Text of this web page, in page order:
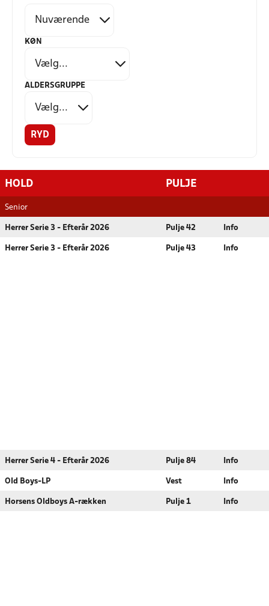
KØN
ALDERSGRUPPE
RYD
HOLD PULJE
Senior
Herrer Serie 3 - Efterår 2026 Pulje 42 Info
Herrer Serie 3 - Efterår 2026 Pulje 43 Info
Herrer Serie 4 - Efterår 2026 Pulje 84 Info
Old Boys-LP Vest Info
Horsens Oldboys A-rækken Pulje 1 Info